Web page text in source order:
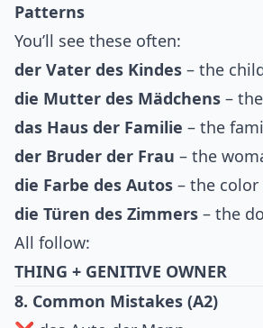
Patterns
You’ll see these often:
der Vater des Kindes – the
die Mutter des Mädchens –
das Haus der Familie – the
der Bruder der Frau – the
die Farbe des Autos – the
die Türen des Zimmers – the
All follow:
THING + GENITIVE OWNER
8. Common Mistakes (A2)